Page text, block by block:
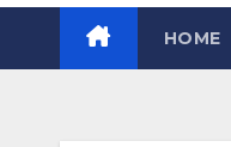
HOME